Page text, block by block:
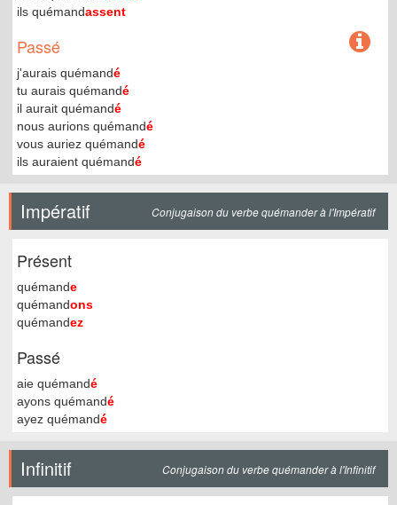
ils quémandassent
Passé
j'aurais quémandé
tu aurais quémandé
il aurait quémandé
nous aurions quémandé
vous auriez quémandé
ils auraient quémandé
Impératif Conjugaison du verbe quémander à l'Impératif
Présent
quémande
quémandons
quémandez
Passé
aie quémandé
ayons quémandé
ayez quémandé
Infinitif Conjugaison du verbe quémander à l'Infinitif